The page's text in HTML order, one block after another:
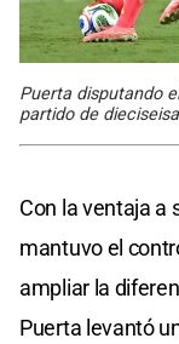
Puerta disputando
partido de
Con la ventaja a
mantuvo el
ampliar la
Puerta levantó